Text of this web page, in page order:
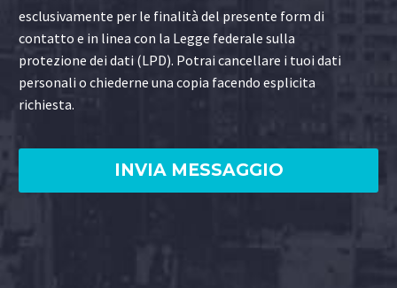
esclusivamente per le finalità del presente form di
contatto e in linea con la Legge federale sulla
protezione dei dati (LPD). Potrai cancellare i tuoi dati
personali o chiederne una copia facendo esplicita
richiesta.